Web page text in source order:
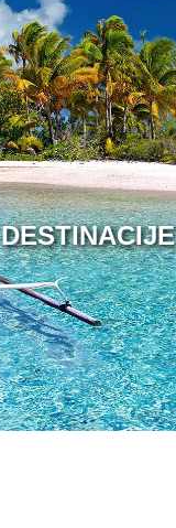
DESTINACIJE